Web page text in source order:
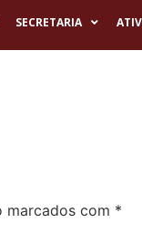
SECRETARIA
marcados com *